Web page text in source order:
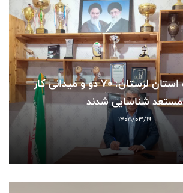
رئیس هیات استان لرستان: 70 دو و میدانی کار
مستعد شناسایی شدند
1405/03/19